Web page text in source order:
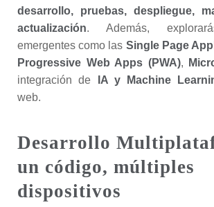
desarrollo, pruebas, despliegue,
actualización. Además,
emergentes como las Single Page
Progressive Web Apps (PWA),
integración de
IA y Machine
web.
Desarrollo
un código, múltiples
dispositivos